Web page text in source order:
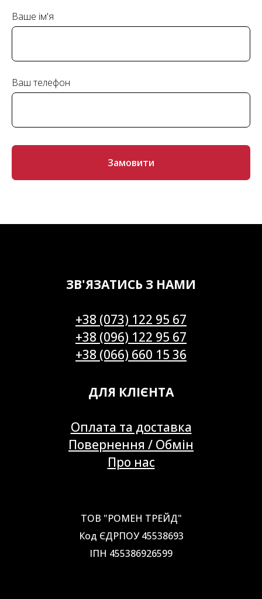
Ваше ім'я
Ваш телефон
Замовити
ЗВ'ЯЗАТИСЬ З НАМИ
+38 (073) 122 95 67
+38 (096) 122 95 67
+38 (066) 660 15 36
ДЛЯ КЛІЄНТА
Оплата та доставка
Повернення / Обмін
Про нас
ТОВ "РОМЕН ТРЕЙД"
Код ЄДРПОУ 45538693
ІПН 455386926599